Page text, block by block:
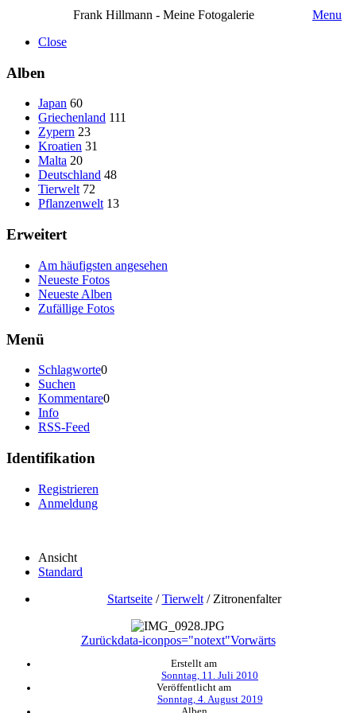
Frank Hillmann - Meine Fotogalerie
Menu
Close
Alben
Japan 60
Griechenland 111
Zypern 23
Kroatien 31
Malta 20
Deutschland 48
Tierwelt 72
Pflanzenwelt 13
Erweitert
Am häufigsten angesehen
Neueste Fotos
Neueste Alben
Zufällige Fotos
Menü
Schlagworte0
Suchen
Kommentare0
Info
RSS-Feed
Identifikation
Registrieren
Anmeldung
Ansicht
Standard
Startseite/Tierwelt/ Zitronenfalter
Zurückdata-iconpos="notext"Vorwärts
Erstellt am
Sonntag, 11. Juli 2010
Veröffentlicht am
Sonntag, 4. August 2019